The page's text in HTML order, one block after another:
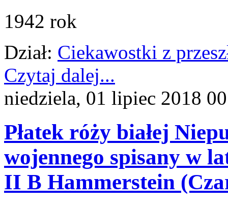
1942 rok
Dział: Ciekawostki z
Czytaj dalej...
niedziela, 01 lipiec 2018
Płatek róży białej
wojennego spisany w
II B Hammerstein